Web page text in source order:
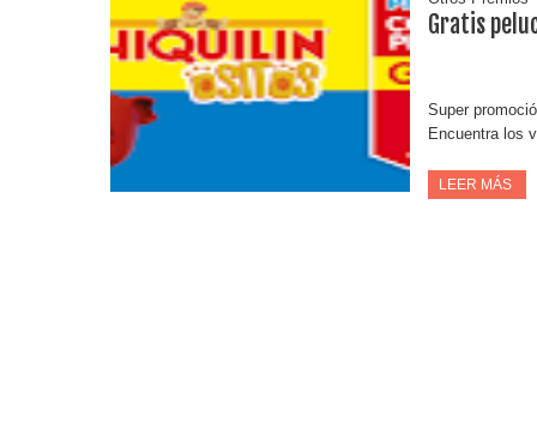
Gratis
Super
Encuentra los
LEER MÁS